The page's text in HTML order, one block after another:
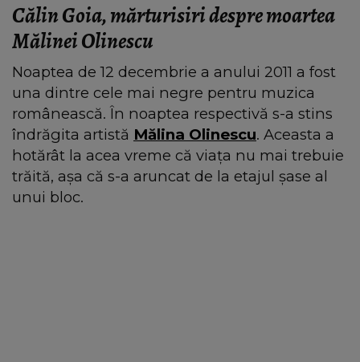
Călin Goia, mărturisiri despre moartea
Mălinei Olinescu
Noaptea de 12 decembrie a anului 2011 a fost
una dintre cele mai negre pentru muzica
românească. În noaptea respectivă s-a stins
îndrăgita artistă Mălina Olinescu. Aceasta a
hotărât la acea vreme că viața nu mai trebuie
trăită, așa că s-a aruncat de la etajul șase al
unui bloc.